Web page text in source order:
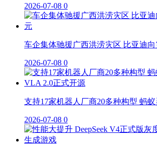
2026-07-08 0
车企集体驰援广西洪涝灾区 比亚迪向
2026-07-08 0
支持17家机器人厂商20多种构型 蚂
2026-07-08 0